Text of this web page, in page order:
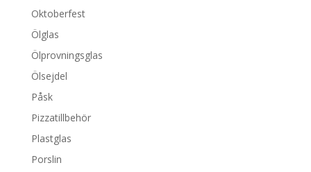
Oktoberfest
Ölglas
Ölprovningsglas
Ölsejdel
Påsk
Pizzatillbehör
Plastglas
Porslin